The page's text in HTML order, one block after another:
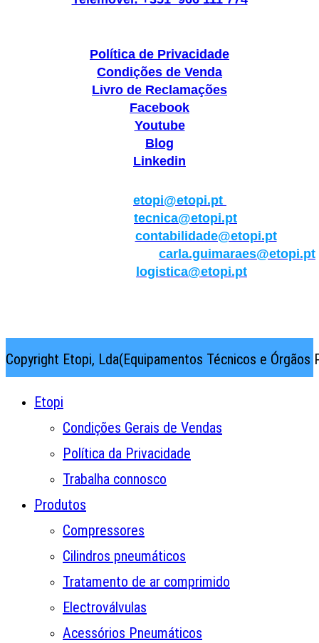
Política de Privacidade
Condições de Venda
Livro de Reclamações
Facebook
Youtube
Blog
Linkedin
etopi@etopi.pt
tecnica@etopi.pt
contabilidade@etopi.pt
carla.guimaraes@etopi.pt
logistica@etopi.pt
Copyright Etopi, Lda(Equipamentos Técnicos e
Etopi
Condições Gerais de Vendas
Política da Privacidade
Trabalha connosco
Produtos
Compressores
Cilindros pneumáticos
Tratamento de ar comprimido
Electroválvulas
Acessórios Pneumáticos